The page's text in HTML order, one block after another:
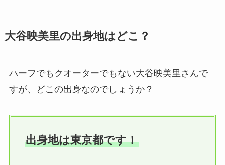
大谷映美里の出身地はどこ？
ハーフでもクオーターでもない大谷映美里さんで
すが、どこの出身なのでしょうか？
出身地は東京都です！